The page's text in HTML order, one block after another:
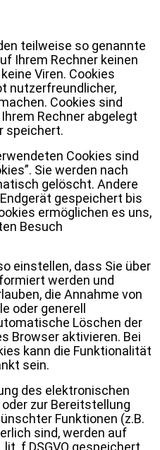
teilweise so genannte
Ihrem Rechner keinen
Viren. Cookies
nutzerfreundlicher,
Cookies sind
Rechner abgelegt
speichert.
Cookies sind
Sie werden nach
gelöscht. Andere
gespeichert bis
ermöglichen es uns,
Besuch
einstellen, dass Sie über
werden und
die Annahme von
oder generell
Löschen der
Browser aktivieren. Bei
kann die Funktionalität
sein.
des elektronischen
zur Bereitstellung
Funktionen (z.B.
sind, werden auf
f DSGVO gespeichert.